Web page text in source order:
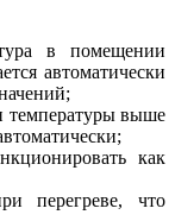
в помещении
автоматически
выше
как
перегреве, что